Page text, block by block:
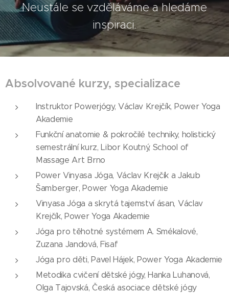
Neustále se vzděláváme a hledáme
inspiraci.
Absolvované kurzy, specializace
Instruktor Powerjógy, Václav Krejčík, Power Yoga
Akademie
Funkční anatomie & pokročilé techniky, holistický
semestrální kurz, Libor Koutný, School of
Massage Art Brno
Power Vinyasa Jóga, Václav Krejčík a Jakub
Šamberger, Power Yoga Akademie
Vinyasa Jóga a skrytá tajemství ásan, Václav
Krejčík, Power Yoga Akademie
Jóga pro těhotné systémem A. Smékalové,
Zuzana Jandová, Fisaf
Jóga pro děti, Pavel Hájek, Power Yoga Akademie
Metodika cvičení dětské jógy, Hanka Luhanová,
Olga Tajovská, Česká asociace dětské jógy